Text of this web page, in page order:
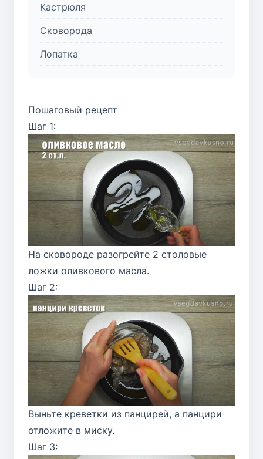
Кастрюля
Сковорода
Лопатка
Пошаговый рецепт
Шаг 1:
На сковороде разогрейте 2 столовые
ложки оливкового масла.
Шаг 2:
Выньте креветки из панцирей, а панцири
отложите в миску.
Шаг 3: